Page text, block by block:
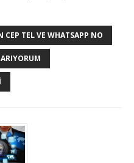
CEP TEL VE WHATSAPP NO